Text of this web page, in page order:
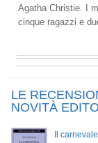
Agatha Christie. I
cinque ragazzi e
LE
NOVITÀ
Il